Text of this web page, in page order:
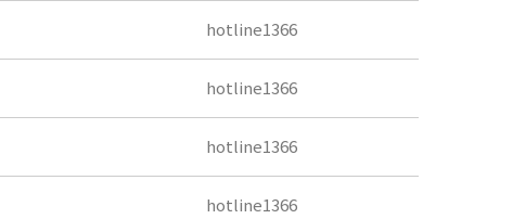
hotline1366
hotline1366
hotline1366
hotline1366